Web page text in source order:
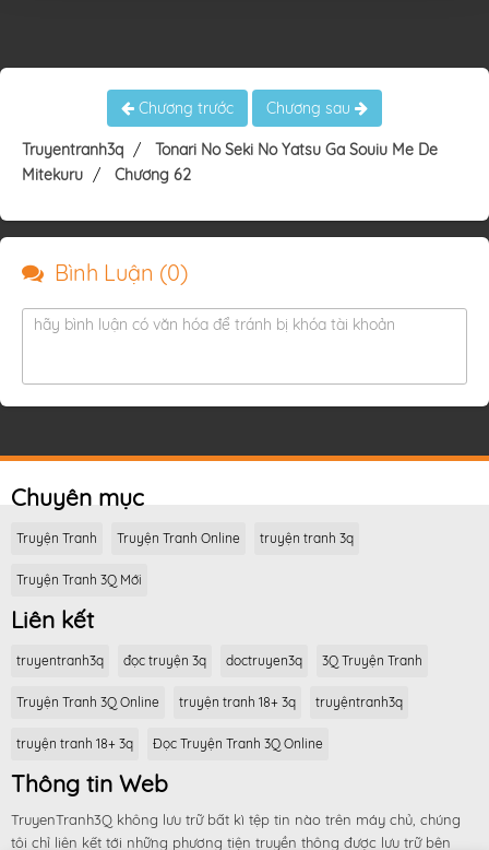
Chương trước Chương sau
Truyentranh3q
Tonari No Seki No Yatsu Ga Souiu Me De
Mitekuru
Chương 62
Bình Luận (0)
hãy bình luận có văn hóa để tránh bị khóa tài khoản
Chuyên mục
Truyện Tranh Truyện Tranh Online truyện tranh 3q
Truyện Tranh 3Q Mới
Liên kết
truyentranh3q đọc truyện 3q doctruyen3q 3Q Truyện Tranh
Truyện Tranh 3Q Online truyện tranh 18+ 3q truyệntranh3q
truyện tranh 18+ 3q Đọc Truyện Tranh 3Q Online
Thông tin Web
TruyenTranh3Q không lưu trữ bất kì tệp tin nào trên máy chủ, chúng
tôi chỉ liên kết tới những phương tiện truyền thông được lưu trữ bên